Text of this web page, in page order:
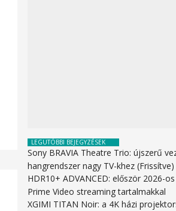
LEGUTÓBBI BEJEGYZÉSEK
Sony BRAVIA Theatre Trio: újszerű
hangrendszer nagy TV-khez (Frissítve)
HDR10+ ADVANCED: először 2026-
Prime Video streaming tartalmakkal
XGIMI TITAN Noir: a 4K házi